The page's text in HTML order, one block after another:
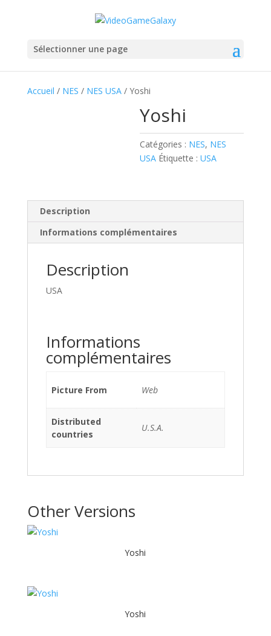
Sélectionner une page
Accueil / NES / NES USA/ Yoshi
Yoshi
Catégories : NES, NES
USA Étiquette :USA
Description
Informations complémentaires
Description
USA
Informations
complémentaires
Picture From Web
Distributed
countries
U.S.A.
Other Versions
Yoshi
Yoshi